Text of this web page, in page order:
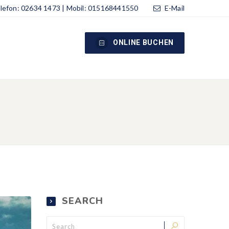
02634 1473 | Mobil: 015168441550 E-Mail
ONLINE BUCHEN
SEARCH